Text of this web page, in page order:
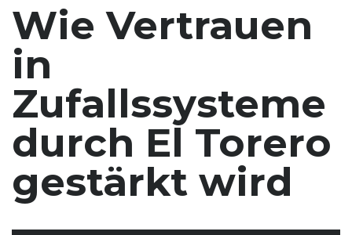
Wie Vertrauen
in
Zufallssysteme
durch El Torero
gestärkt wird